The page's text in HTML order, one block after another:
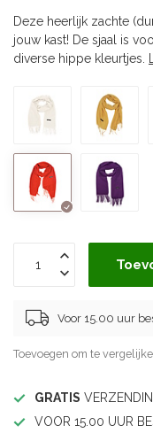
Deze heerlijk zachte
jouw kast! De sjaal is
diverse hippe kleurtjes.
Voor 15.00 uur
Toevoegen om te
GRATIS
VOOR 15.00 UUR